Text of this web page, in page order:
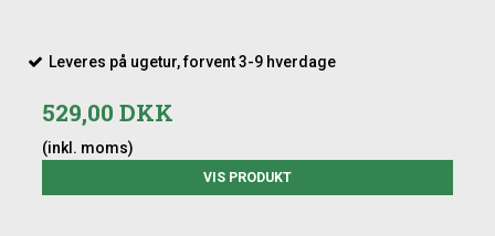
Leveres på ugetur, forvent 3-9 hverdage
529,00 DKK
(inkl. moms)
VIS PRODUKT